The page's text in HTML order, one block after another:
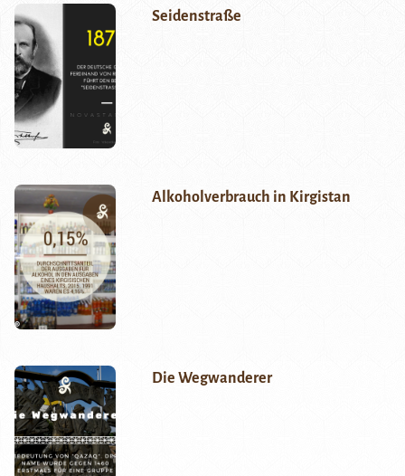
Seidenstraße
Alkoholverbrauch in Kirgistan
Die Wegwanderer